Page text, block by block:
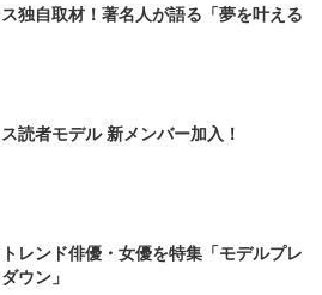
独自取材！著名人が語る「夢を叶える
読者モデル 新メンバー加入！
レンド俳優・女優を特集「モデルプレ
ウン」